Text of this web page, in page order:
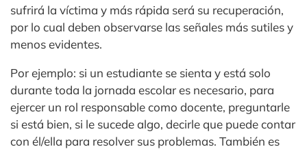
sufrirá la víctima y más rápida será su recuperación,
por lo cual deben observarse las señales más sutiles y
menos evidentes.
Por ejemplo: si un estudiante se sienta y está solo
durante toda la jornada escolar es necesario, para
ejercer un rol responsable como docente, preguntarle
si está bien, si le sucede algo, decirle que puede contar
con él/ella para resolver sus problemas. También es